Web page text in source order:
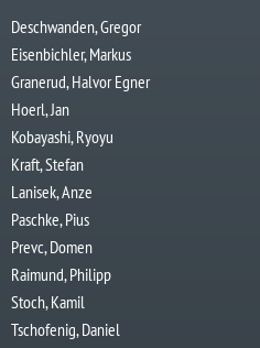
Deschwanden, Gregor
Eisenbichler, Markus
Granerud, Halvor Egner
Hoerl, Jan
Kobayashi, Ryoyu
Kraft, Stefan
Lanisek, Anze
Paschke, Pius
Prevc, Domen
Raimund, Philipp
Stoch, Kamil
Tschofenig, Daniel